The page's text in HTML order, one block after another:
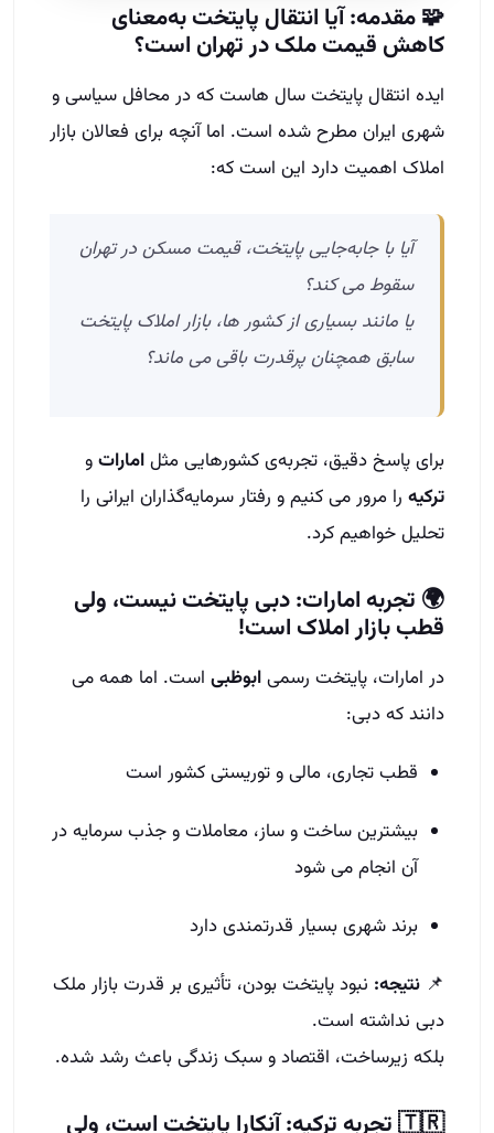
🧩 مقدمه: آیا انتقال پایتخت به‌معنای
کاهش قیمت ملک در تهران است؟
ایده انتقال پایتخت سال‌ هاست که در محافل سیاسی و
شهری ایران مطرح شده است. اما آنچه برای فعالان بازار
املاک اهمیت دارد این است که:
آیا با جابه‌جایی پایتخت، قیمت مسکن در تهران
سقوط می‌ کند؟
یا مانند بسیاری از کشور ها، بازار املاک پایتخت
سابق همچنان پرقدرت باقی می‌ ماند؟
برای پاسخ دقیق، تجربه‌ی کشورهایی مثلاماراتو
ترکیه را مرور می‌ کنیم و رفتار سرمایه‌گذاران ایرانی را
تحلیل خواهیم کرد.
🌍 تجربه امارات: دبی پایتخت نیست، ولی
قطب بازار املاک است!
در امارات، پایتخت رسمیابوظبی است. اما همه می‌
دانند که دبی:
قطب تجاری، مالی و توریستی کشور است
بیشترین ساخت‌ و ساز، معاملات و جذب سرمایه در
آن انجام می‌ شود
برند شهری بسیار قدرتمندی دارد
📌 نتیجه: نبود پایتخت بودن، تأثیری بر قدرت بازار ملک
دبی نداشته است.
بلکه زیرساخت، اقتصاد و سبک زندگی باعث رشد شده.
🇹🇷 تجربه ترکیه: آنکارا پایتخت است، ولی